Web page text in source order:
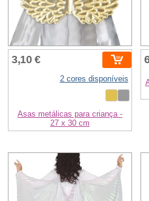
3,10 €
2 cores disponíveis
Asas metálicas para criança -
27 x 30 cm